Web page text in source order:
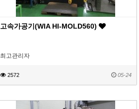
고속가공기(WIA HI-MOLD560)
최고관리자
2572 05-24